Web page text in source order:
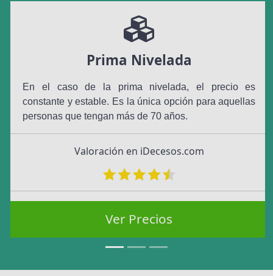
Prima Nivelada
En el caso de la prima nivelada, el precio es
constante y estable. Es la única opción para aquellas
personas que tengan más de 70 años.
Valoración en iDecesos.com
Ver Precios